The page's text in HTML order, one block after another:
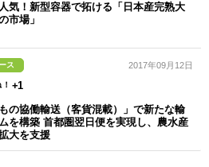
気！新型容器で拓ける「日本産完熟大
市場」
ス
+1
2017年09月12日
もの協働輸送（客貨混載）」で新たな輸
を構築 首都圏翌日便を実現し、農水産
大を支援